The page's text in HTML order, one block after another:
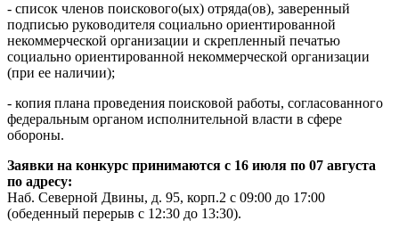
- список членов поискового(ых) отряда(ов), заверенный
подписью руководителя социально ориентированной
некоммерческой организации и скрепленный печатью
социально ориентированной некоммерческой организации
(при ее наличии);
- копия плана проведения поисковой работы, согласованного
федеральным органом исполнительной власти в сфере
обороны.
Заявки на конкурс принимаются с 16 июля по 07 августа
по адресу:
Наб. Северной Двины, д. 95, корп.2 с 09:00 до 17:00
(обеденный перерыв с 12:30 до 13:30).